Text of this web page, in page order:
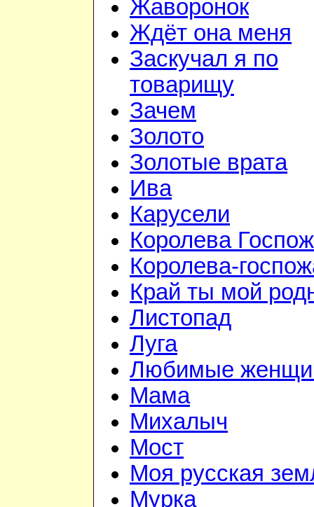
Жаворонок
Ждёт она меня
Заскучал я по
товарищу
Зачем
Золото
Золотые врата
Ива
Карусели
Королева
Королева-
Край ты мой
Листопад
Луга
Любимые
Мама
Михалыч
Мост
Моя русская
Мурка